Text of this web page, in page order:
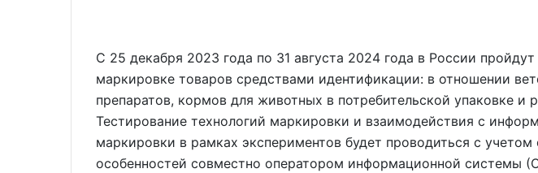
С 25 декабря 2023 года по 31 августа 2024 года в России
маркировке товаров средствами идентификации: в отношении
препаратов, кормов для животных в потребительской упаковке и
Тестирование технологий маркировки и взаимодействия с
маркировки в рамках экспериментов будет проводиться с учетом
особенностей совместно оператором информационной системы